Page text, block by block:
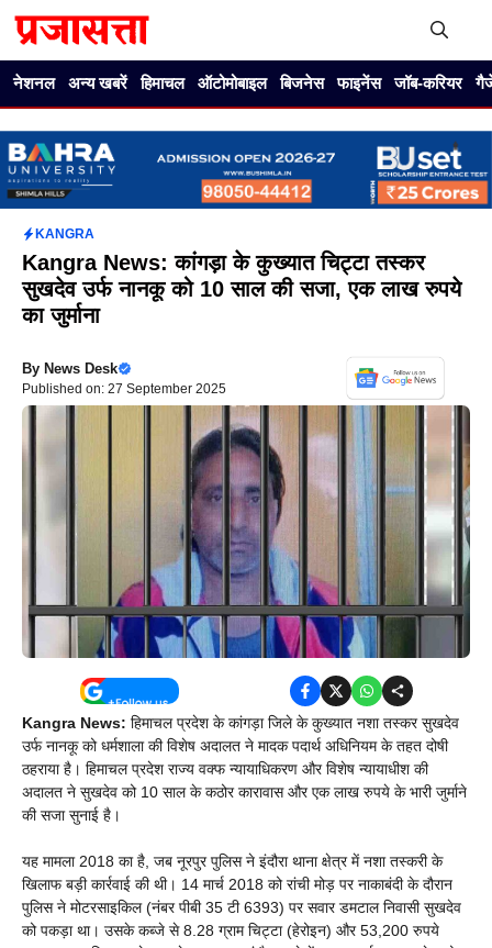
नेशनल अन्य खबरें हिमाचल ऑटोमोबाइल बिजनेस फाइनेंस जॉब-करियर
KANGRA
Kangra News: कांगड़ा के कुख्यात चिट्टा तस्कर
सुखदेव उर्फ नानकू को 10 साल की सजा, एक लाख रुपये
का जुर्माना
By News Desk
Published on: 27 September 2025
Kangra News: हिमाचल प्रदेश के कांगड़ा जिले के कुख्यात नशा तस्कर सुखदेव
उर्फ नानकू को धर्मशाला की विशेष अदालत ने मादक पदार्थ अधिनियम के तहत दोषी
ठहराया है। हिमाचल प्रदेश राज्य वक्फ न्यायाधिकरण और विशेष न्यायाधीश की
अदालत ने सुखदेव को 10 साल के कठोर कारावास और एक लाख रुपये के भारी जुर्माने
की सजा सुनाई है।
यह मामला 2018 का है, जब नूरपुर पुलिस ने इंदौरा थाना क्षेत्र में नशा तस्करी के
खिलाफ बड़ी कार्रवाई की थी। 14 मार्च 2018 को रांची मोड़ पर नाकाबंदी के दौरान
पुलिस ने मोटरसाइकिल (नंबर पीबी 35 टी 6393) पर सवार डमटाल निवासी सुखदेव
को पकड़ा था। उसके कब्जे से 8.28 ग्राम चिट्टा (हेरोइन) और 53,200 रुपये